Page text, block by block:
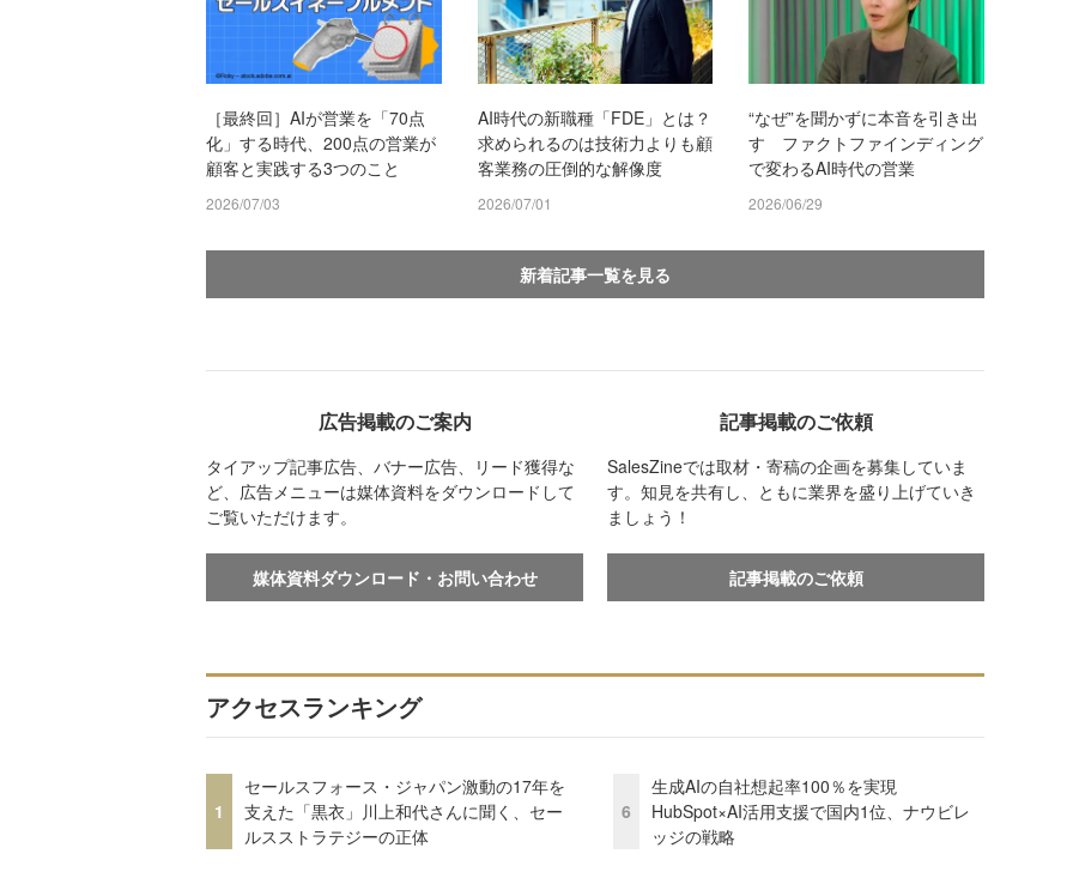
［最終回］AIが営業を「70点
化」する時代、200点の営業が
顧客と実践する3つのこと
2026/07/03
AI時代の新職種「FDE」とは？
求められるのは技術力よりも顧
客業務の圧倒的な解像度
2026/07/01
“なぜ”を聞かずに本音を引き出
す ファクトファインディング
で変わるAI時代の営業
2026/06/29
新着記事一覧を見る
広告掲載のご案内
タイアップ記事広告、バナー広告、リード獲得な
ど、広告メニューは媒体資料をダウンロードして
ご覧いただけます。
媒体資料ダウンロード・お問い合わせ
記事掲載のご依頼
SalesZineでは取材・寄稿の企画を募集していま
す。知見を共有し、ともに業界を盛り上げていき
ましょう！
記事掲載のご依頼
アクセスランキング
1
セールスフォース・ジャパン激動の17年を
支えた「黒衣」川上和代さんに聞く、セー
ルスストラテジーの正体
6
生成AIの自社想起率100％を実現
HubSpot×AI活用支援で国内1位、ナウビレ
ッジの戦略